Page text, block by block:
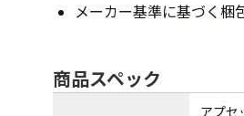
メーカー基準に基づく梱
商品スペック
アプセ